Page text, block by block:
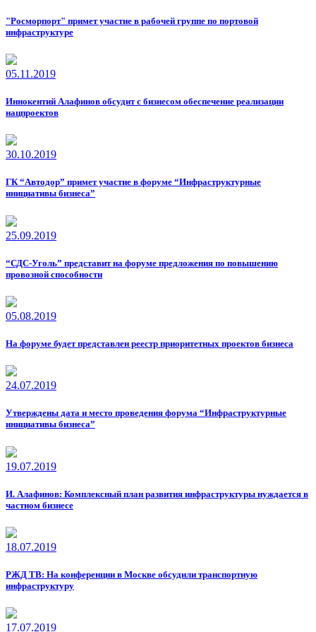
"Росморпорт" примет участие в рабочей группе по портовой
инфраструктуре
05.11.2019
Иннокентий Алафинов обсудит с бизнесом обеспечение реализации
нацпроектов
30.10.2019
ГК “Автодор” примет участие в форуме “Инфраструктурные
инициативы бизнеса”
25.09.2019
“СДС-Уголь” представит на форуме предложения по повышению
провозной способности
05.08.2019
На форуме будет представлен реестр приоритетных проектов бизнеса
24.07.2019
Утверждены дата и место проведения форума “Инфраструктурные
инициативы бизнеса”
19.07.2019
И. Алафинов: Комплексный план развития инфраструктуры нуждается в
частном бизнесе
18.07.2019
РЖД ТВ: На конференции в Москве обсудили транспортную
инфраструктуру
17.07.2019